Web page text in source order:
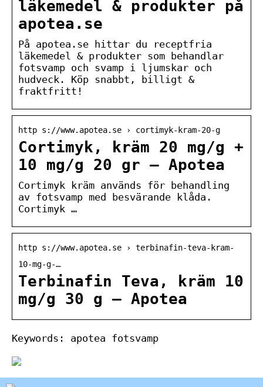
läkemedel & produkter på
apotea.se
På apotea.se hittar du receptfria
läkemedel & produkter som behandlar
fotsvamp och svamp i ljumskar och
hudveck. Köp snabbt, billigt &
fraktfritt!
http s://www.apotea.se › cortimyk-kram-20-g
Cortimyk, kräm 20 mg/g +
10 mg/g 20 gr – Apotea
Cortimyk kräm används för behandling
av fotsvamp med besvärande klåda.
Cortimyk …
http s://www.apotea.se › terbinafin-teva-kram-
10-mg-g-…
Terbinafin Teva, kräm 10
mg/g 30 g – Apotea
Keywords: apotea fotsvamp